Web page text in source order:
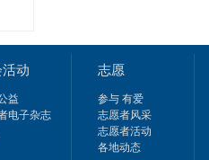
动
益
电子杂志
志愿
参与 有爱
志愿者风采
志愿者活动
各地动态